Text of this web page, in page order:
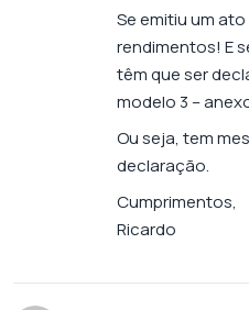
Se emitiu um
rendimentos! E
têm que ser
modelo 3 –
Ou seja, tem
declaração.
Cumprimentos,
Ricardo